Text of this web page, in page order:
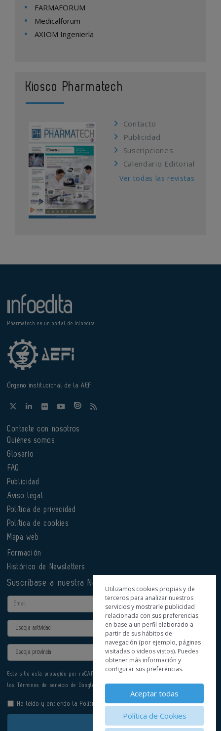
FARMAFORUM
Medicalforum
AXIOM Ingeniería
Kiosco Pharmatech
Contacto
Publicidad
Suscripciones
Calendario Editorial
Ver todas las revistas
Pharmatech es un portal de Infoedita
Órgano institucional de la AEFI
Contacte con nosotros
Quiénes somos
Glosario
FAQ
Publicidad
Aviso legal
Política de privacidad
Política de cookies
Mapa web
Formación
Histórico de Newsletters
Suscríbase a nuestra Newsletter
Email
Actividad
Provincia
Este sitio está protegido por reCAPTCHA y se aplican la
los Términos de servicio de Google.
He leído y entiendo la Política de Privacidad
Enviar
Utilizamos cookies propias y de
terceros para analizar nuestros
servicios y mostrarle publicidad
relacionada con sus preferencias
en base a un perfil elaborado a
partir de sus hábitos de
navegación (por ejemplo, páginas
visitadas o videos vistos). Puedes
obtener más información y
configurar sus preferencias.
Aceptar todas
Política de Cookies